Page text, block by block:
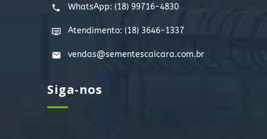
WhatsApp: (18) 99716-4830
Atendimento: (18) 3646-1337
vendas@sementescaicara.com.br
Siga-nos